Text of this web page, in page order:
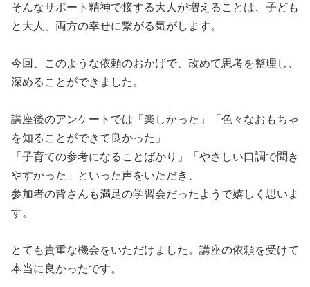
そんなサポート精神で接する大人が増えることは、子ども
と大人、両方の幸せに繋がる気がします。
今回、このような依頼のおかげで、改めて思考を整理し、
深めることができました。
講座後のアンケートでは「楽しかった」「色々なおもちゃ
を知ることができて良かった」
「子育ての参考になることばかり」「やさしい口調で聞き
やすかった」といった声をいただき、
参加者の皆さんも満足の学習会だったようで嬉しく思いま
す。
とても貴重な機会をいただけました。講座の依頼を受けて
本当に良かったです。